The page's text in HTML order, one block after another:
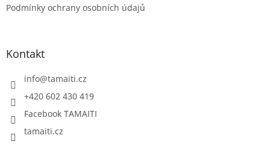
Podmínky ochrany osobních údajů
Kontakt
info@tamaiti.cz
+420 602 430 419
Facebook TAMAITI
tamaiti.cz